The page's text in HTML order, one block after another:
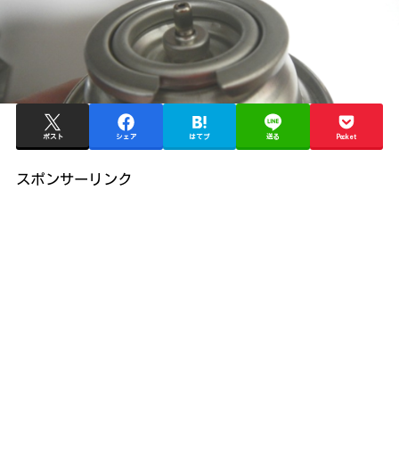
ポスト シェア はてブ 送る Pocket
スポンサーリンク